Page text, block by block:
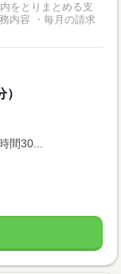
をとりまとめる支
間30...